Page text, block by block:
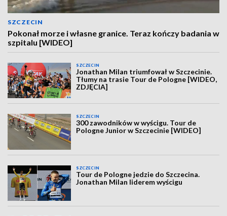
SZCZECIN
Pokonał morze i własne granice. Teraz kończy badania w
szpitalu [WIDEO]
SZCZECIN
Jonathan Milan triumfował w Szczecinie.
Tłumy na trasie Tour de Pologne [WIDEO,
ZDJĘCIA]
SZCZECIN
300 zawodników w wyścigu. Tour de
Pologne Junior w Szczecinie [WIDEO]
SZCZECIN
Tour de Pologne jedzie do Szczecina.
Jonathan Milan liderem wyścigu